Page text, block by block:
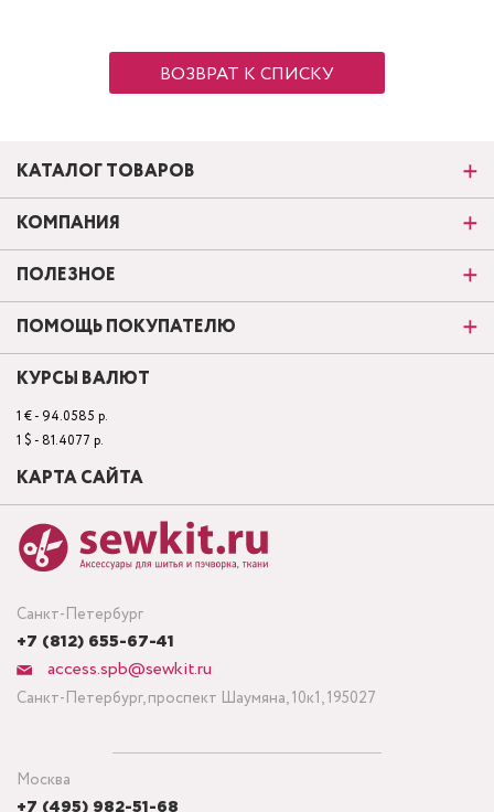
ВОЗВРАТ К СПИСКУ
Санкт-Петербург
+7 (812) 655-67-41
access.spb@sewkit.ru
Санкт-Петербург, проспект Шаумяна, 10к1, 195027
Москва
+7 (495) 982-51-68
КАТАЛОГ ТОВАРОВ
КОМПАНИЯ
ПОЛЕЗНОЕ
ПОМОЩЬ ПОКУПАТЕЛЮ
КУРСЫ ВАЛЮТ
1 € - 94.0585 р.
1 $ - 81.4077 р.
КАРТА САЙТА